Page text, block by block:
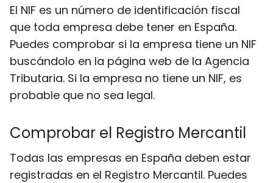
El NIF es un número de identificación fiscal
que toda empresa debe tener en España.
Puedes comprobar si la empresa tiene un NIF
buscándolo en la página web de la Agencia
Tributaria. Si la empresa no tiene un NIF, es
probable que no sea legal.
Comprobar el Registro Mercantil
Todas las empresas en España deben estar
registradas en el Registro Mercantil. Puedes